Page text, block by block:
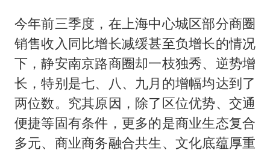
今年前三季度，在上海中心城区部分商圈
销售收入同比增长减缓甚至负增长的情况
下，静安南京路商圈却一枝独秀、逆势增
长，特别是七、八、九月的增幅均达到了
两位数。究其原因，除了区位优势、交通
便捷等固有条件，更多的是商业生态复合
多元、商业商务融合共生、文化底蕴厚重